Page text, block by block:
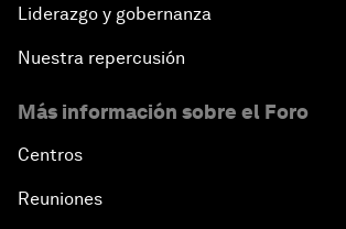
Liderazgo y gobernanza
Nuestra repercusión
Más información sobre el Foro
Centros
Reuniones